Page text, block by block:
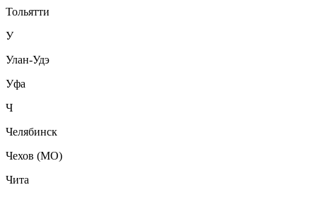
Тольятти
У
Улан-Удэ
Уфа
Ч
Челябинск
Чехов (МО)
Чита